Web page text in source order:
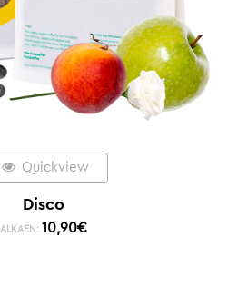
Quickview
Disco
ALKAEN: 10,90€